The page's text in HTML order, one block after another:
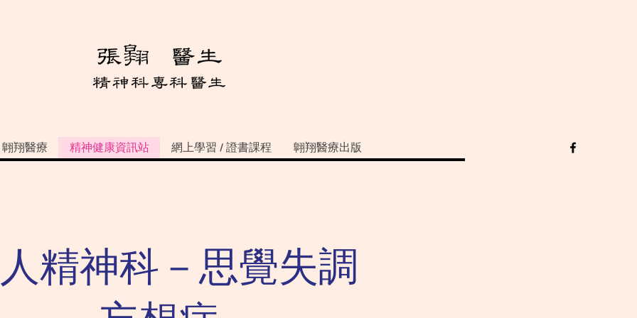
翺翔醫療 精神健康資訊站 網上學習 / 證書課程 翺翔醫療出版
精神科－思覺失調